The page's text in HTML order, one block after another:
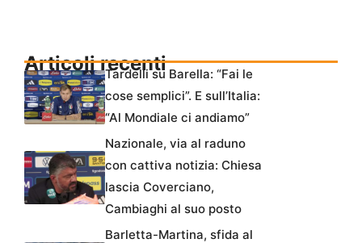
Articoli recentiTardelli su Barella: “Fai le
cose semplici”. E sull’Italia:
“Al Mondiale ci andiamo”
Nazionale, via al raduno
con cattiva notizia: Chiesa
lascia Coverciano,
Cambiaghi al suo posto
Barletta-Martina, sfida al